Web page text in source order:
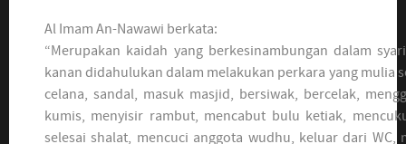
Al Imam An-Nawawi berkata:
“Merupakan kaidah yang berkesinambungan dalam
kanan didahulukan dalam melakukan perkara yang mulia
celana, sandal, masuk masjid, bersiwak, bercelak,
kumis, menyisir rambut, mencabut bulu ketiak,
selesai shalat, mencuci anggota wudhu, keluar dari WC,